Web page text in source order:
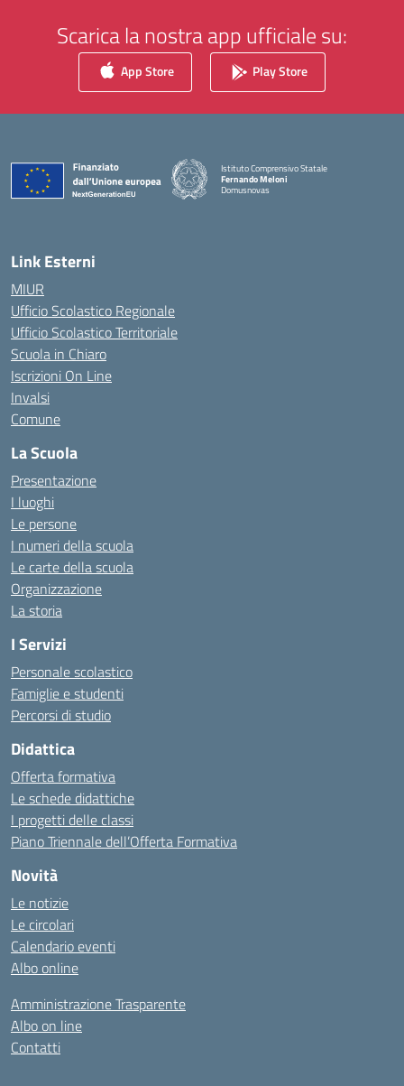
Scarica la nostra app ufficiale su:
App Store Play Store
Istituto Comprensivo Statale
Fernando Meloni
Domusnovas
Link Esterni
MIUR
Ufficio Scolastico Regionale
Ufficio Scolastico Territoriale
Scuola in Chiaro
Iscrizioni On Line
Invalsi
Comune
La Scuola
Presentazione
I luoghi
Le persone
I numeri della scuola
Le carte della scuola
Organizzazione
La storia
I Servizi
Personale scolastico
Famiglie e studenti
Percorsi di studio
Didattica
Offerta formativa
Le schede didattiche
I progetti delle classi
Piano Triennale dell’Offerta Formativa
Novità
Le notizie
Le circolari
Calendario eventi
Albo online
Amministrazione Trasparente
Albo on line
Contatti